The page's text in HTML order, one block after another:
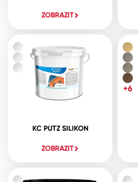
ZOBRAZIT
KC PUTZ SILIKON
ZOBRAZIT
+6